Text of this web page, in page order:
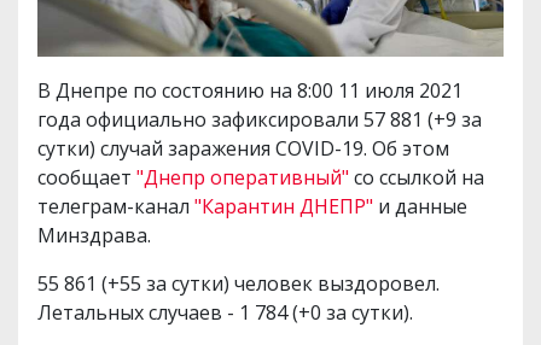
В Днепре по состоянию на 8:00 11 июля 2021
года официально зафиксировали 57 881 (+9 за
сутки) случай заражения COVID-19. Об этом
сообщает "Днепр оперативный" со ссылкой на
телеграм-канал "Карантин ДНЕПР" и данные
Минздрава.
55 861 (+55 за сутки) человек выздоровел.
Летальных случаев - 1 784 (+0 за сутки).